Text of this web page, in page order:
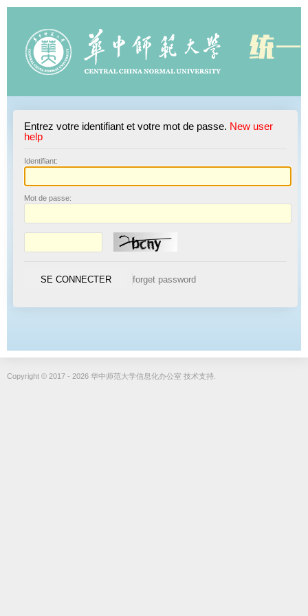
Entrez votre identifiant et votre mot de passe. New user
help
Identifiant:
Mot de passe:
Copyright © 2017 - 2026 华中师范大学信息化办公室 技术支持.